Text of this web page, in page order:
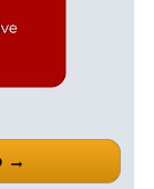
→